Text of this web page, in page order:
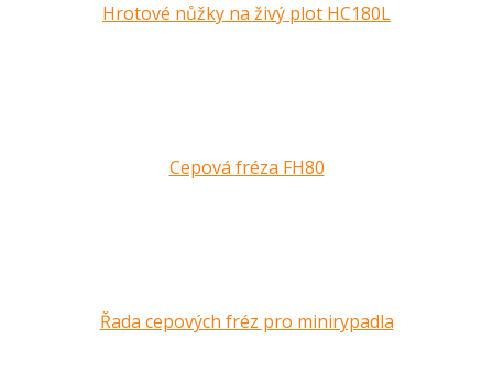
Hrotové nůžky na živý plot HC180L
Cepová fréza FH80
Řada cepových fréz pro minirypadla